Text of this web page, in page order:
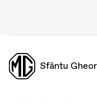
Sfântu